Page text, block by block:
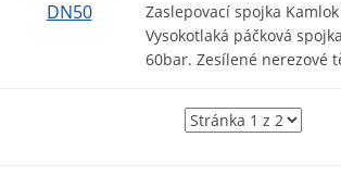
Zaslepovací spojka Kamlok
Vysokotlaká páčková
60bar. Zesílené nerezové